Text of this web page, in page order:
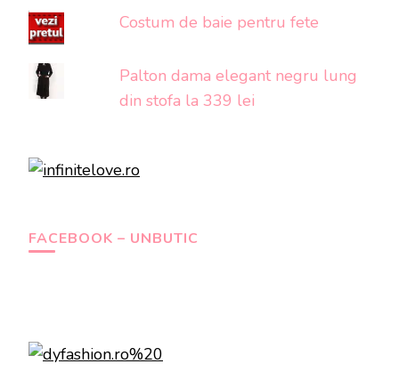
Costum de baie pentru fete
Palton dama elegant negru lung
din stofa la 339 lei
FACEBOOK – UNBUTIC